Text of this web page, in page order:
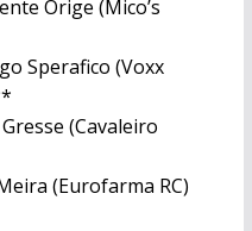
Orige (Mico’s
Sperafico (Voxx
(Cavaleiro
(Eurofarma RC)